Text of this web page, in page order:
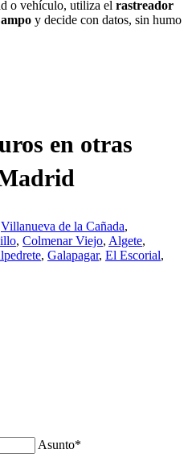
o vehículo, utiliza el rastreador
y decide con datos, sin humo
en otras
Villanueva de la Cañada,
, Colmenar Viejo, Algete,
, Galapagar, El Escorial,
Asunto*